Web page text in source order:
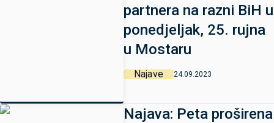
partnera na razni BiH u
ponedjeljak, 25. rujna
u Mostaru
Najave 24.09.2023
Najava: Peta proširena